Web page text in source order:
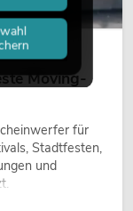
Moving-
für
Stadtfesten,
und